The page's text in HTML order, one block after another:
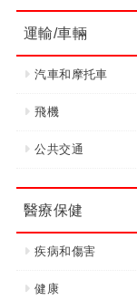
運輸/車輛
汽車和摩托車
飛機
公共交通
醫療保健
疾病和傷害
健康